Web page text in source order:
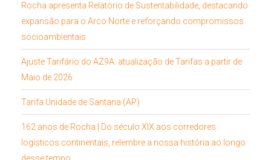
Rocha apresenta Relatório de Sustentabilidade, destacando
expansão para o Arco Norte e reforçando compromissos
socioambientais
Ajuste Tarifário do AZ9A: atualização de Tarifas a partir de
Maio de 2026
Tarifa Unidade de Santana (AP)
162 anos de Rocha | Do século XIX aos corredores
logísticos continentais, relembre a nossa história ao longo